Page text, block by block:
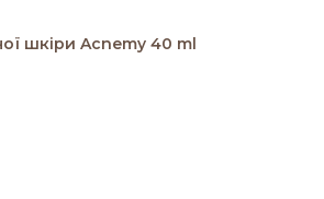
шкіри Acnemy 40 ml